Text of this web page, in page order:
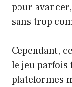
pour
sans trop
Cependant,
le jeu parfois
plateformes